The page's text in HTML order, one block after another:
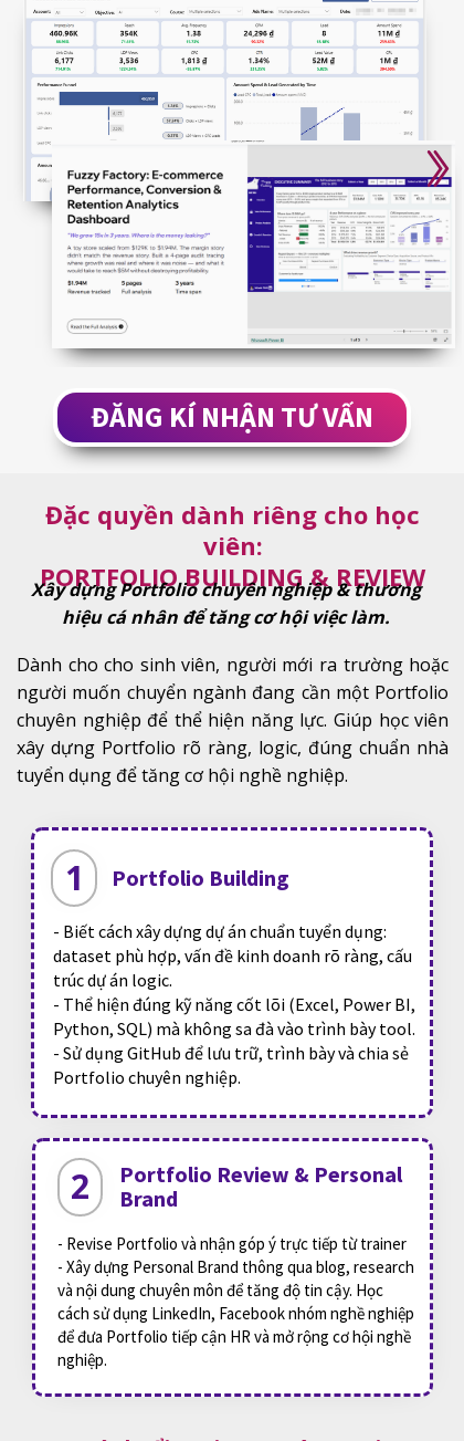
ĐĂNG KÍ NHẬN TƯ VẤN
Đặc quyền dành riêng cho học
viên:
PORTFOLIO BUILDING & REVIEW
Portfolio Review & Personal
Brand
- Revise Portfolio và nhận góp ý trực tiếp từ trainer
- Xây dựng Personal Brand thông qua blog, research
và nội dung chuyên môn để tăng độ tin cậy. Học
cách sử dụng LinkedIn, Facebook nhóm nghề nghiệp
để đưa Portfolio tiếp cận HR và mở rộng cơ hội nghề
nghiệp.
2
Dành cho cho sinh viên, người mới ra trường hoặc
người muốn chuyển ngành đang cần một Portfolio
chuyên nghiệp để thể hiện năng lực. Giúp học viên
xây dựng Portfolio rõ ràng, logic, đúng chuẩn nhà
tuyển dụng để tăng cơ hội nghề nghiệp.
Xây dựng Portfolio chuyên nghiệp & thương
hiệu cá nhân để tăng cơ hội việc làm.
- Biết cách xây dựng dự án chuẩn tuyển dụng:
dataset phù hợp, vấn đề kinh doanh rõ ràng, cấu
trúc dự án logic.
- Thể hiện đúng kỹ năng cốt lõi (Excel, Power BI,
Python, SQL) mà không sa đà vào trình bày tool.
- Sử dụng GitHub để lưu trữ, trình bày và chia sẻ
Portfolio chuyên nghiệp.
Portfolio Building
1